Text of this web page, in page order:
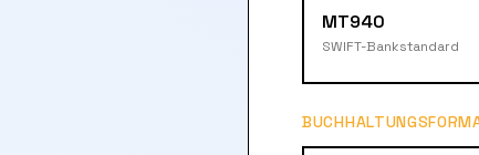
MT940
SWIFT-Bankstandard